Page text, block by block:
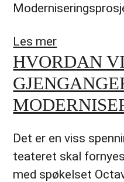
Les mer
HVORDAN
Det er en viss
teateret skal
med spøkelset